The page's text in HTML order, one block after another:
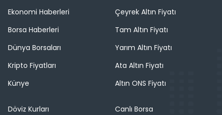
Ekonomi Haberleri
Borsa Haberleri
Dünya Borsaları
Kripto Fiyatları
Künye
Çeyrek Altın Fiyatı
Tam Altın Fiyatı
Yarım Altın Fiyatı
Ata Altın Fiyatı
Altın ONS Fiyatı
Döviz Kurları
Canlı Borsa